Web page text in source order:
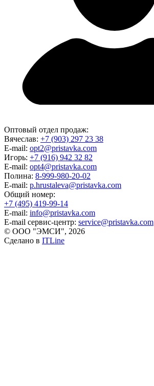
Оптовый отдел продаж:
Вячеслав: +7 (903) 297 23 38
E-mail: opt2@pristavka.com
Игорь: +7 (916) 942 32 82
E-mail: opt4@pristavka.com
Полина: 8-999-980-20-02
E-mail: p.hrustaleva@pristavka.com
Общий номер:
+7 (495) 419-99-14
E-mail: info@pristavka.com
E-mail сервис-центр: service@pristavka.com
© ООО "ЭМСИ", 2026
Сделано в ITLine